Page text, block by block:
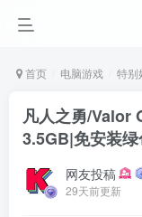
首页 电脑游戏 特别
凡人之勇/Valor
3.5GB|免安装
网友投稿
29天前更新